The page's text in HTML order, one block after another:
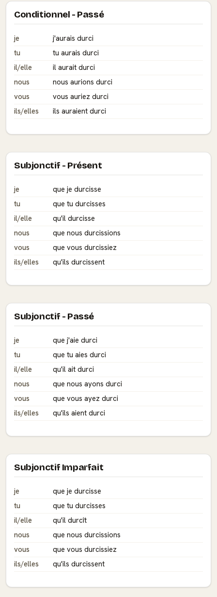
Conditionnel - Passé
je
j'aurais durci
tu
tu aurais durci
il/elle
il aurait durci
nous
nous aurions durci
vous
vous auriez durci
ils/elles
ils auraient durci
Subjonctif - Présent
je
que je durcisse
tu
que tu durcisses
il/elle
qu'il durcisse
nous
que nous durcissions
vous
que vous durcissiez
ils/elles
qu'ils durcissent
Subjonctif - Passé
je
que j'aie durci
tu
que tu aies durci
il/elle
qu'il ait durci
nous
que nous ayons durci
vous
que vous ayez durci
ils/elles
qu'ils aient durci
Subjonctif Imparfait
je
que je durcisse
tu
que tu durcisses
il/elle
qu'il durcît
nous
que nous durcissions
vous
que vous durcissiez
ils/elles
qu'ils durcissent